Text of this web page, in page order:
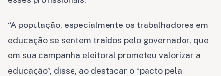
“A população, especialmente os trabalhadores em
educação se sentem traídos pelo governador, que
em sua campanha eleitoral prometeu valorizar a
educação”, disse, ao destacar o “pacto pela